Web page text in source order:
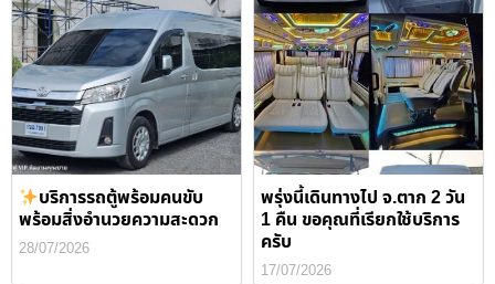
บริการรถตู้พร้อมคนขับ
พร้อมสิ่งอำนวยความสะดวก
28/07/2026
พรุ่งนี้เดินทางไป จ.ตาก 2 วัน
1 คืน ขอคุณที่เรียกใช้บริการ
ครับ
17/07/2026